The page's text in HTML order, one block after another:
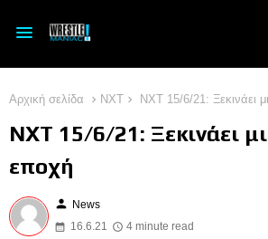
Αρχική σελίδα NXT NXT 15/6/21: Ξεκινάει
NXT 15/6/21: Ξεκινάει
εποχή
person News
16.6.21
4 minute read